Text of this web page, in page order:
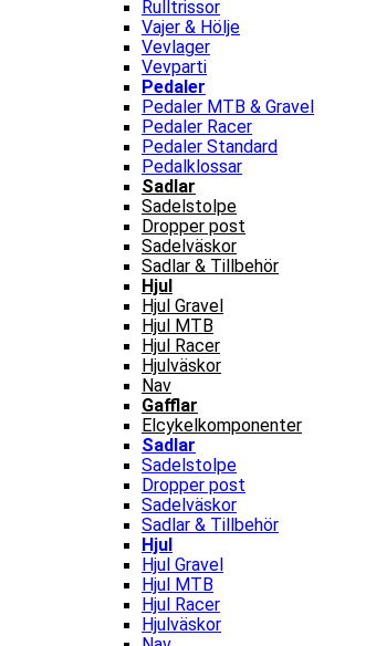
Rulltrissor
Vajer & Hölje
Vevlager
Vevparti
Pedaler
Pedaler MTB & Gravel
Pedaler Racer
Pedaler Standard
Pedalklossar
Sadlar
Sadelstolpe
Dropper post
Sadelväskor
Sadlar & Tillbehör
Hjul
Hjul Gravel
Hjul MTB
Hjul Racer
Hjulväskor
Nav
Gafflar
Elcykelkomponenter
Sadlar
Sadelstolpe
Dropper post
Sadelväskor
Sadlar & Tillbehör
Hjul
Hjul Gravel
Hjul MTB
Hjul Racer
Hjulväskor